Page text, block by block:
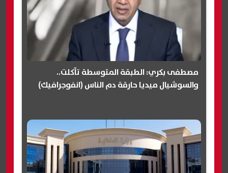
مصطفى بكري: الطبقة المتوسطة تآكلت..
والسوشيال ميديا حارقة دم الناس (انفوجرافيك)